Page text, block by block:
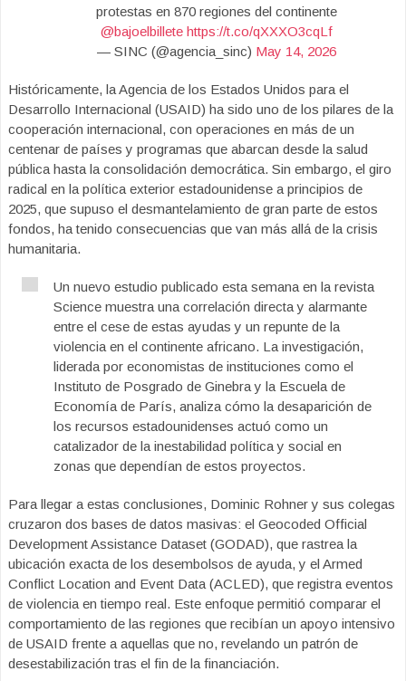
protestas en 870 regiones del continente
@bajoelbillete https://t.co/qXXXO3cqLf
— SINC (@agencia_sinc) May 14, 2026
Históricamente, la Agencia de los Estados Unidos para el
Desarrollo Internacional (USAID) ha sido uno de los pilares de la
cooperación internacional, con operaciones en más de un
centenar de países y programas que abarcan desde la salud
pública hasta la consolidación democrática. Sin embargo, el giro
radical en la política exterior estadounidense a principios de
2025, que supuso el desmantelamiento de gran parte de estos
fondos, ha tenido consecuencias que van más allá de la crisis
humanitaria.
Un nuevo estudio publicado esta semana en la revista
Science muestra una correlación directa y alarmante
entre el cese de estas ayudas y un repunte de la
violencia en el continente africano. La investigación,
liderada por economistas de instituciones como el
Instituto de Posgrado de Ginebra y la Escuela de
Economía de París, analiza cómo la desaparición de
los recursos estadounidenses actuó como un
catalizador de la inestabilidad política y social en
zonas que dependían de estos proyectos.
Para llegar a estas conclusiones, Dominic Rohner y sus colegas
cruzaron dos bases de datos masivas: el Geocoded Official
Development Assistance Dataset (GODAD), que rastrea la
ubicación exacta de los desembolsos de ayuda, y el Armed
Conflict Location and Event Data (ACLED), que registra eventos
de violencia en tiempo real. Este enfoque permitió comparar el
comportamiento de las regiones que recibían un apoyo intensivo
de USAID frente a aquellas que no, revelando un patrón de
desestabilización tras el fin de la financiación.